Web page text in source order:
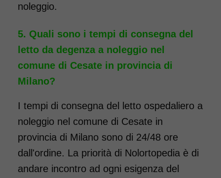
noleggio.
Quali sono i tempi di consegna del
letto da degenza a noleggio nel
comune di Cesate in provincia di
Milano?
I tempi di consegna del letto ospedaliero a
noleggio nel comune di Cesate in
provincia di Milano sono di 24/48 ore
dall'ordine. La priorità di Nolortopedia è di
andare incontro ad ogni esigenza del